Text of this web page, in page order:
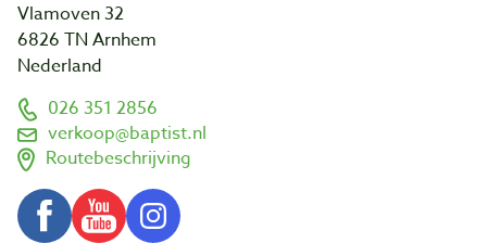
Vlamoven 32
6826 TN Arnhem
Nederland
026 351 2856
verkoop@baptist.nl
Routebeschrijving